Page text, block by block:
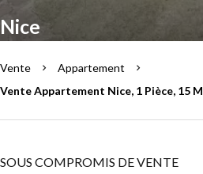
Nice
Vente
Appartement
Vente Appartement Nice, 1 Pièce, 15
SOUS COMPROMIS DE VENTE